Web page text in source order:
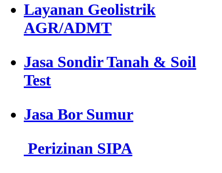
Layanan Geolistrik
AGR/ADMT
Jasa Sondir Tanah & Soil
Test
Jasa Bor Sumur
Perizinan SIPA